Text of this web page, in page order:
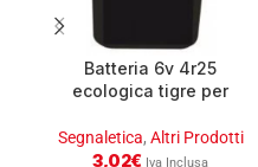
Batteria 6v 4r25
ecologica tigre per
Segnaletica, Altri Prodotti
3,02€ Iva Inclusa